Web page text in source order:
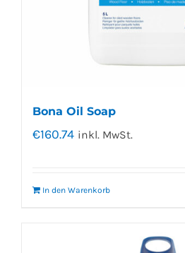
Bona Oil Soap
€160.74 inkl. MwSt.
In den Warenkorb